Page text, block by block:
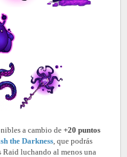
a cambio de +20 puntos
the Darkness , que podrás
luchando al menos una